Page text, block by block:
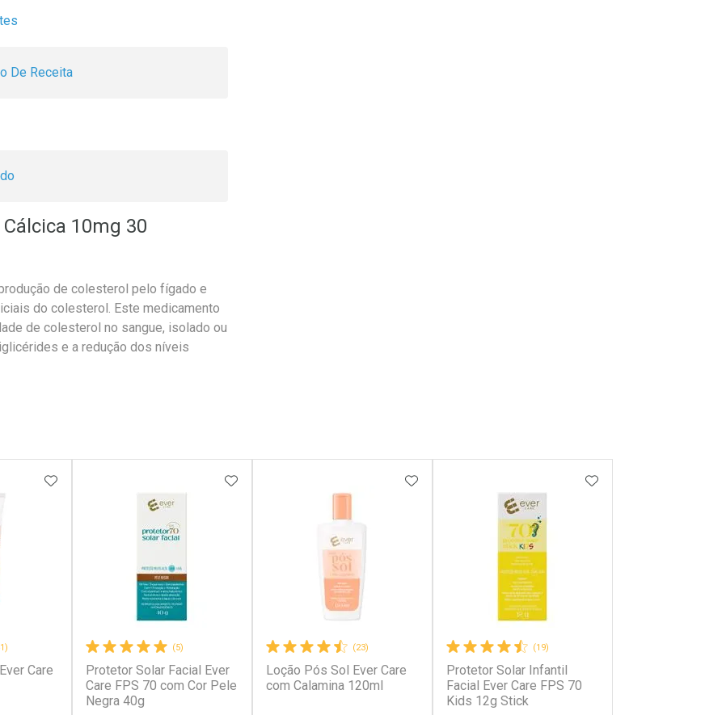
De Receita
10mg 30
de colesterol pelo fígado e
do colesterol. Este medicamento
de colesterol no sangue, isolado ou
e a redução dos níveis
Care
ADICIONAR AOS FAVORITOS
(5)
Protetor Solar Facial Ever
Care FPS 70 com Cor Pele
Negra 40g
ADICIONAR AOS FAVORITOS
(23)
Loção Pós Sol Ever Care
com Calamina 120ml
ADICIONAR AOS FAVORITOS
(19)
Protetor Solar Infantil
Facial Ever Care FPS 70
Kids 12g Stick
ADICIONAR AOS